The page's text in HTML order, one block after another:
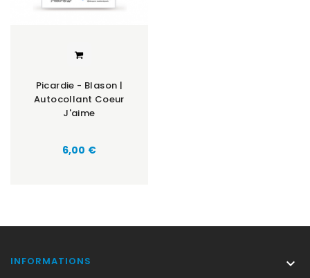
Picardie - Blason |
Autocollant Coeur
J'aime
Prix
6,00 €
INFORMATIONS 